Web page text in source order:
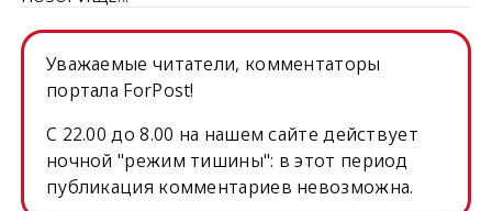
Уважаемые читатели, комментаторы
портала ForPost!
C 22.00 до 8.00 на нашем сайте действует
ночной "режим тишины": в этот период
публикация комментариев невозможна.